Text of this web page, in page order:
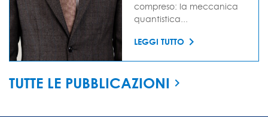
compreso: la meccanica
quantistica...
LEGGI TUTTO
TUTTE LE PUBBLICAZIONI